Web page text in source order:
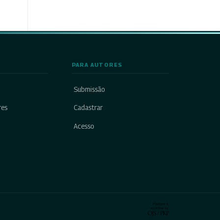
PARA AUTORES
Submissão
Cadastrar
Acesso